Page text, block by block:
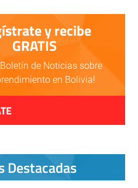
y recibe
GRATIS
de Noticias sobre
en Bolivia!
Destacadas